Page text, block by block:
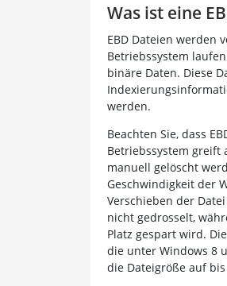
Was ist eine
EBD Dateien werden
Betriebssystem
binäre Daten. Diese
werden.
Beachten Sie, dass
Betriebssystem greift
manuell gelöscht
Geschwindigkeit der
Verschieben der
nicht gedrosselt,
Platz gespart wird.
die unter Windows 8
die Dateigröße auf